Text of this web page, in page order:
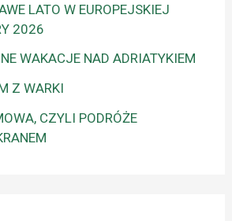
LATO W EUROPEJSKIEJ
2026
WAKACJE NAD ADRIATYKIEM
Z WARKI
CZYLI PODRÓŻE